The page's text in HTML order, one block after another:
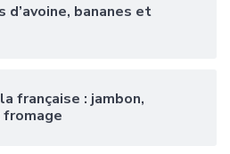
d’avoine, bananes et
française : jambon,